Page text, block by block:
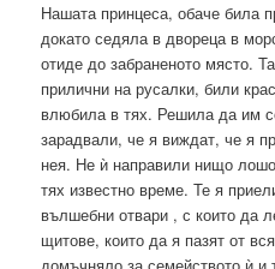
Нашата принцеса, обаче била
докато седяла в двореца в
отиде до забраненото място.
прилични на русалки, били
влюбила в тях. Решила да им
зарадвали, че я виждат, че я
нея. Не ѝ направили нищо
тях известно време. Те я
вълшебни отвари , с които да
щитове, които да я пазят от